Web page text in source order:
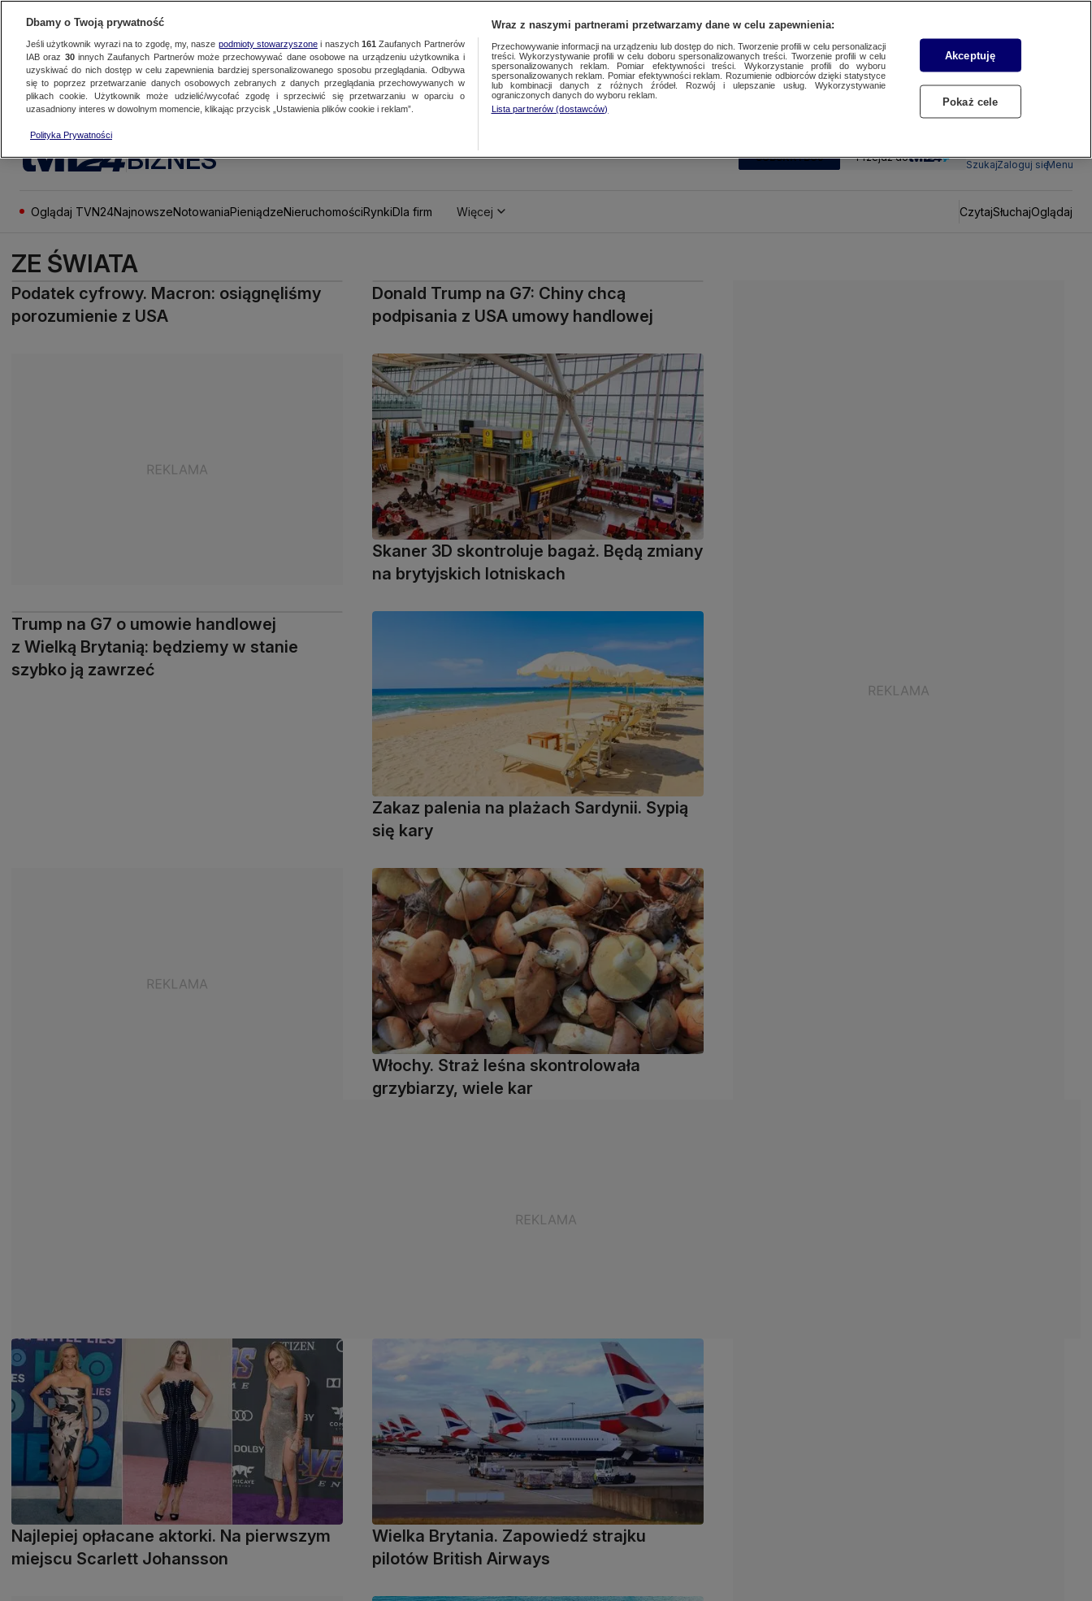
BIZNES SUBSKRYBUJ Przejdź do
SzukajZaloguj sięMenu
Oglądaj TVN24NajnowszeNotowaniaPieniądzeNieruchomościRynkiDla firm Więcej CzytajSłuchajOglądaj
ZE ŚWIATA
Podatek cyfrowy. Macron: osiągnęliśmy
porozumienie z USA
Donald Trump na G7: Chiny chcą
podpisania z USA umowy handlowej
Skaner 3D skontroluje bagaż. Będą zmiany
na brytyjskich lotniskach
Trump na G7 o umowie handlowej
z Wielką Brytanią: będziemy w stanie
szybko ją zawrzeć
Zakaz palenia na plażach Sardynii. Sypią
się kary
Włochy. Straż leśna skontrolowała
grzybiarzy, wiele kar
Najlepiej opłacane aktorki. Na pierwszym
miejscu Scarlett Johansson
Wielka Brytania. Zapowiedź strajku
pilotów British Airways
Dbamy o Twoją prywatność
Jeśli użytkownik wyrazi na to zgodę, my, nasze podmioty stowarzyszonei naszych 161 Zaufanych Partnerów
IAB oraz 30innych Zaufanych Partnerów może przechowywać dane osobowe na urządzeniu użytkownika i
uzyskiwać do nich dostęp w celu zapewnienia bardziej spersonalizowanego sposobu przeglądania. Odbywa
się to poprzez przetwarzanie danych osobowych zebranych z danych przeglądania przechowywanych w
plikach cookie. Użytkownik może udzielić/wycofać zgodę i sprzeciwić się przetwarzaniu w oparciu o
uzasadniony interes w dowolnym momencie, klikając przycisk „Ustawienia plików cookie i reklam”.
Polityka Prywatności
Wraz z naszymi partnerami przetwarzamy dane w celu zapewnienia:
Przechowywanie informacji na urządzeniu lub dostęp do nich. Tworzenie profili w celu personalizacji
treści. Wykorzystywanie profili w celu doboru spersonalizowanych treści. Tworzenie profili w celu
spersonalizowanych reklam. Pomiar efektywności treści. Wykorzystanie profili do wyboru
spersonalizowanych reklam. Pomiar efektywności reklam. Rozumienie odbiorców dzięki statystyce
lub kombinacji danych z różnych źródeł. Rozwój i ulepszanie usług. Wykorzystywanie
ograniczonych danych do wyboru reklam.
Lista partnerów (dostawców)
Akceptuję
Pokaż cele